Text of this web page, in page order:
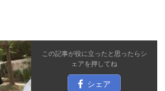
この記事が役に立ったと思ったらシ
ェアを押してね
シェア